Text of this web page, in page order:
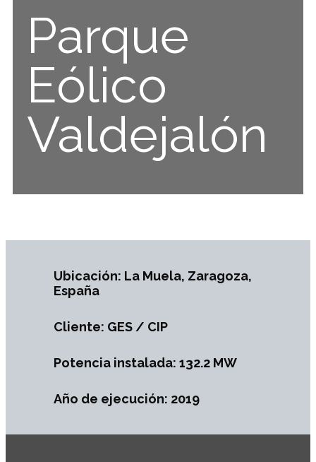
Parque
Eólico
Valdejalón
Ubicación: La Muela, Zaragoza,
España
Cliente: GES / CIP
Potencia instalada: 132.2 MW
Año de ejecución: 2019